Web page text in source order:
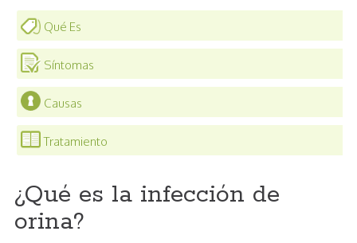
Qué Es
Síntomas
Causas
Tratamiento
¿Qué es la infección de
orina?